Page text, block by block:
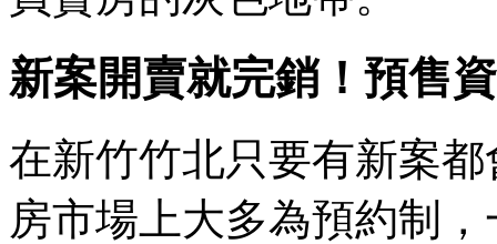
新案開賣就完銷！預售
在新竹竹北只要有新案
房市場上大多為預約制